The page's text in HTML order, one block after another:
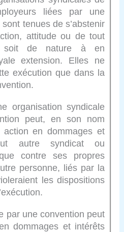
liées par une
tenues de s’abstenir
attitude ou de tout
soit de nature à en
extension. Elles ne
exécution que dans la
organisation syndicale
peut, en son nom
en dommages et
autre syndicat ou
contre ses propres
personne, liés par la
les dispositions
par une convention peut
dommages et intérêts